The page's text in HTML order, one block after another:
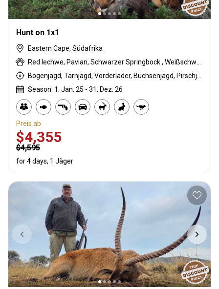
Hunt on 1x1
Eastern Cape, Südafrika
Red lechwe, Pavian, Schwarzer Springbock , Weißschwanzgnu, Schwarzrücken-Schakal, Blauducker, Streifengnu, Buntbock, Burchell Zebra, Buschbock, Buschschwein, Kap Springbock, Karakal, Blessbock, Kronenducker, Riedbock, Copper Springbock , Elenantilope, Damhirsch, Giraffe, Rehantilope, Greisbock, Impala, Klippspringer, Kudu, Bergriedbock, Nyala Antilope, Bleichböckchen, Oryxantilope, Strauß, Südafrikanische Kuhantilope, Zobel, Steinböckchen, Warzenschwein, Wasserbock, Weißer Blessbock, Weißer Springbock
Bogenjagd, Tarnjagd, Vorderlader, Büchsenjagd, Pirschjagd
Season: 1. Jan. 25 - 31. Dez. 26
Preis ab
$4,355
$4,595
for 4 days, 1 Jäger